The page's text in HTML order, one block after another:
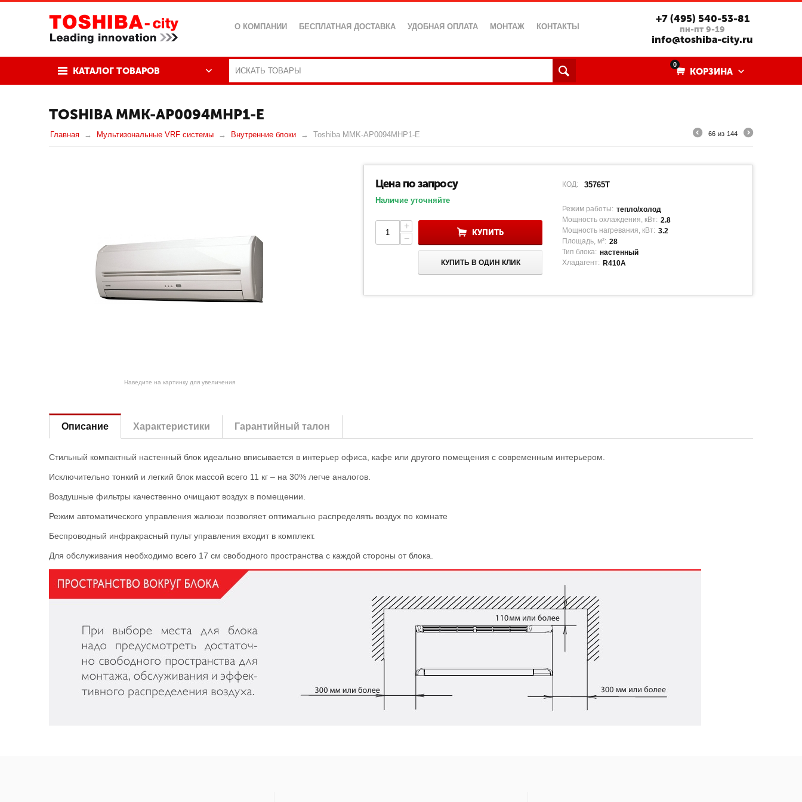
О КОМПАНИИ БЕСПЛАТНАЯ ДОСТАВКА УДОБНАЯ ОПЛАТА МОНТАЖ КОНТАКТЫ
+7 (495) 540-53-81
пн-пт 9-19
info@toshiba-city.ru
КАТАЛОГ ТОВАРОВ
0
КОРЗИНА
TOSHIBA MMK-AP0094MHP1-E
Главная Мультизональные VRF системы Внутренние блоки Toshiba MMK-AP0094MHP1-E 66 из 144
Наведите на картинку для увеличения
Цена по запросу
Наличие уточняйте
+
−
КУПИТЬ
КУПИТЬ В ОДИН КЛИК
КОД: 35765T
Режим работы: тепло/холод
Мощность охлаждения, кВт: 2.8
Мощность нагревания, кВт: 3.2
Площадь, м²: 28
Тип блока: настенный
Хладагент: R410A
Описание Характеристики Гарантийный талон
Стильный компактный настенный блок идеально вписывается в интерьер офиса, кафе или другого помещения с современным интерьером.
Исключительно тонкий и легкий блок массой всего 11 кг – на 30% легче аналогов.
Воздушные фильтры качественно очищают воздух в помещении.
Режим автоматического управления жалюзи позволяет оптимально распределять воздух по комнате
Беспроводный инфракрасный пульт управления входит в комплект.
Для обслуживания необходимо всего 17 см свободного пространства с каждой стороны от блока.